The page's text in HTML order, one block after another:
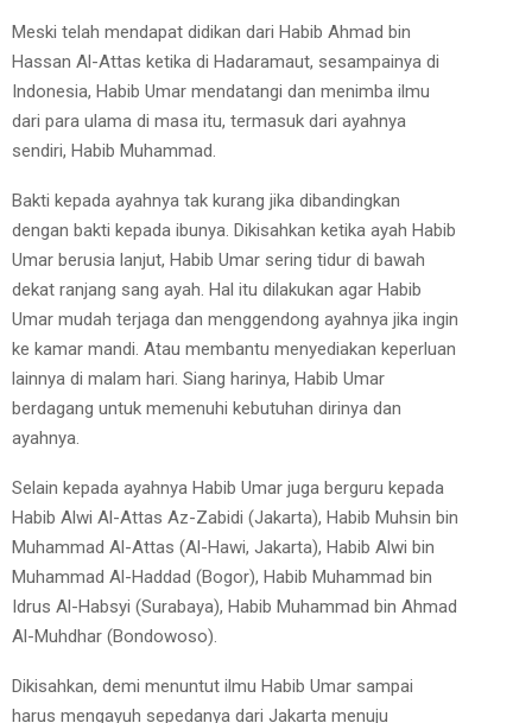
Meski telah mendapat didikan dari Habib Ahmad bin
Hassan Al-Attas ketika di Hadaramaut, sesampainya di
Indonesia, Habib Umar mendatangi dan menimba ilmu
dari para ulama di masa itu, termasuk dari ayahnya
sendiri, Habib Muhammad.
Bakti kepada ayahnya tak kurang jika dibandingkan
dengan bakti kepada ibunya. Dikisahkan ketika ayah Habib
Umar berusia lanjut, Habib Umar sering tidur di bawah
dekat ranjang sang ayah. Hal itu dilakukan agar Habib
Umar mudah terjaga dan menggendong ayahnya jika ingin
ke kamar mandi. Atau membantu menyediakan keperluan
lainnya di malam hari. Siang harinya, Habib Umar
berdagang untuk memenuhi kebutuhan dirinya dan
ayahnya.
Selain kepada ayahnya Habib Umar juga berguru kepada
Habib Alwi Al-Attas Az-Zabidi (Jakarta), Habib Muhsin bin
Muhammad Al-Attas (Al-Hawi, Jakarta), Habib Alwi bin
Muhammad Al-Haddad (Bogor), Habib Muhammad bin
Idrus Al-Habsyi (Surabaya), Habib Muhammad bin Ahmad
Al-Muhdhar (Bondowoso).
Dikisahkan, demi menuntut ilmu Habib Umar sampai
harus mengayuh sepedanya dari Jakarta menuju